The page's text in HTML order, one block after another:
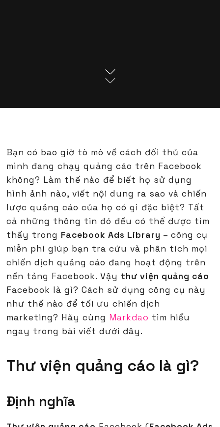
Bạn có bao giờ tò mò về cách đối thủ của
mình đang chạy quảng cáo trên Facebook
không? Làm thế nào để biết họ sử dụng
hình ảnh nào, viết nội dung ra sao và chiến
lược quảng cáo của họ có gì đặc biệt? Tất
cả những thông tin đó đều có thể được tìm
thấy trong Facebook Ads Library – công cụ
miễn phí giúp bạn tra cứu và phân tích mọi
chiến dịch quảng cáo đang hoạt động trên
nền tảng Facebook. Vậy thư viện quảng cáo
Facebook là gì? Cách sử dụng công cụ này
như thế nào để tối ưu chiến dịch
marketing? Hãy cùng Markdao tìm hiểu
ngay trong bài viết dưới đây.
Thư viện quảng cáo là gì?
Định nghĩa